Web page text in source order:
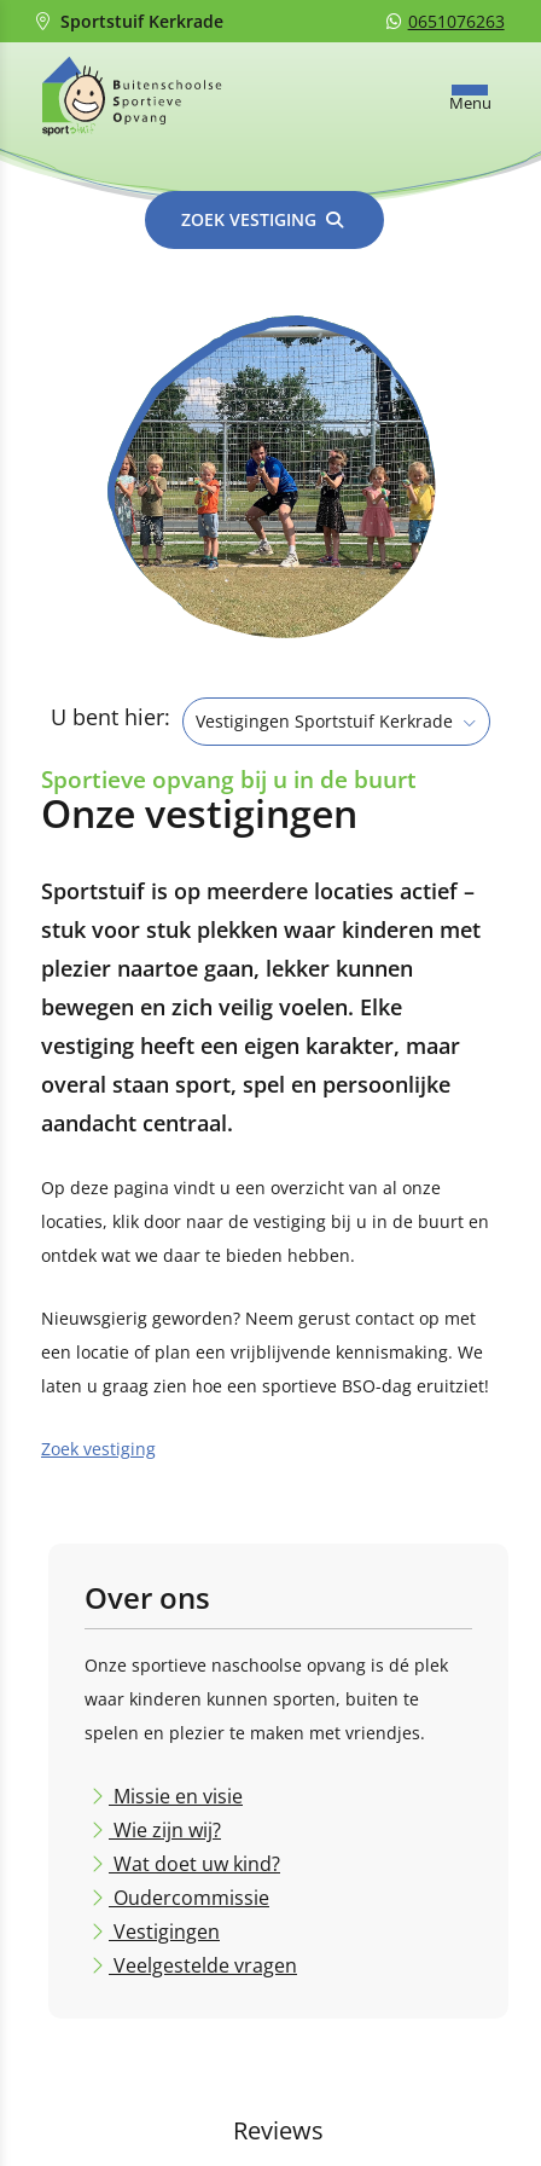
Sportstuif Kerkrade 0651076263
Menu
ZOEK VESTIGING
U bent hier: Vestigingen Sportstuif Kerkrade
Sportieve opvang bij u in de buurt
Onze vestigingen
Sportstuif is op meerdere locaties actief –
stuk voor stuk plekken waar kinderen met
plezier naartoe gaan, lekker kunnen
bewegen en zich veilig voelen. Elke
vestiging heeft een eigen karakter, maar
overal staan sport, spel en persoonlijke
aandacht centraal.
Op deze pagina vindt u een overzicht van al onze
locaties, klik door naar de vestiging bij u in de buurt en
ontdek wat we daar te bieden hebben.
Nieuwsgierig geworden? Neem gerust contact op met
een locatie of plan een vrijblijvende kennismaking. We
laten u graag zien hoe een sportieve BSO-dag eruitziet!
Zoek vestiging
Over ons
Onze sportieve naschoolse opvang is dé plek
waar kinderen kunnen sporten, buiten te
spelen en plezier te maken met vriendjes.
Missie en visie
Wie zijn wij?
Wat doet uw kind?
Oudercommissie
Vestigingen
Veelgestelde vragen
Reviews